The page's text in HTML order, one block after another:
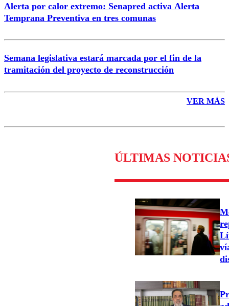
Alerta por calor extremo: Senapred activa Alerta
Temprana Preventiva en tres comunas
Semana legislativa estará marcada por el fin de la
tramitación del proyecto de reconstrucción
VER MÁS
ÚLTIMAS